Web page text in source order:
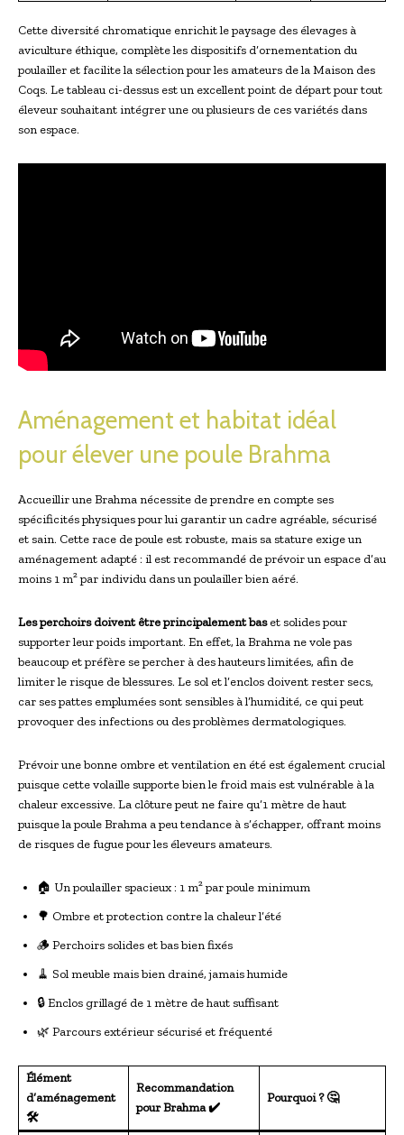
Cette diversité chromatique enrichit le paysage des élevages à
aviculture éthique, complète les dispositifs d’ornementation du
poulailler et facilite la sélection pour les amateurs de la Maison des
Coqs. Le tableau ci-dessus est un excellent point de départ pour tout
éleveur souhaitant intégrer une ou plusieurs de ces variétés dans
son espace.
Aménagement et habitat idéal
pour élever une poule Brahma
Accueillir une Brahma nécessite de prendre en compte ses
spécificités physiques pour lui garantir un cadre agréable, sécurisé
et sain. Cette race de poule est robuste, mais sa stature exige un
aménagement adapté : il est recommandé de prévoir un espace d’au
moins 1 m² par individu dans un poulailler bien aéré.
Les perchoirs doivent être principalement baset solides pour
supporter leur poids important. En effet, la Brahma ne vole pas
beaucoup et préfère se percher à des hauteurs limitées, afin de
limiter le risque de blessures. Le sol et l’enclos doivent rester secs,
car ses pattes emplumées sont sensibles à l’humidité, ce qui peut
provoquer des infections ou des problèmes dermatologiques.
Prévoir une bonne ombre et ventilation en été est également crucial
puisque cette volaille supporte bien le froid mais est vulnérable à la
chaleur excessive. La clôture peut ne faire qu’1 mètre de haut
puisque la poule Brahma a peu tendance à s’échapper, offrant moins
de risques de fugue pour les éleveurs amateurs.
🏠 Un poulailler spacieux : 1 m² par poule minimum
🌳 Ombre et protection contre la chaleur l’été
🪵 Perchoirs solides et bas bien fixés
🧹 Sol meuble mais bien drainé, jamais humide
🔒 Enclos grillagé de 1 mètre de haut suffisant
🌿 Parcours extérieur sécurisé et fréquenté
Élément
d’aménagement
🛠
Recommandation
pour Brahma ✔️
Pourquoi ? 🤔